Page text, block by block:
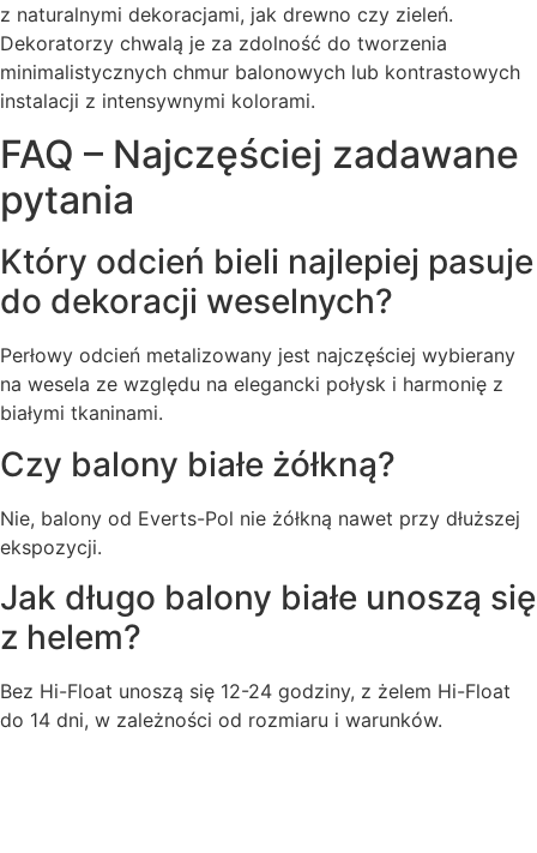
z naturalnymi dekoracjami, jak drewno czy zieleń.
Dekoratorzy chwalą je za zdolność do tworzenia
minimalistycznych chmur balonowych lub kontrastowych
instalacji z intensywnymi kolorami.
FAQ – Najczęściej zadawane
pytania
Który odcień bieli najlepiej pasuje
do dekoracji weselnych?
Perłowy odcień metalizowany jest najczęściej wybierany
na wesela ze względu na elegancki połysk i harmonię z
białymi tkaninami.
Czy balony białe żółkną?
Nie, balony od Everts-Pol nie żółkną nawet przy dłuższej
ekspozycji.
Jak długo balony białe unoszą się
z helem?
Bez Hi-Float unoszą się 12-24 godziny, z żelem Hi-Float
do 14 dni, w zależności od rozmiaru i warunków.